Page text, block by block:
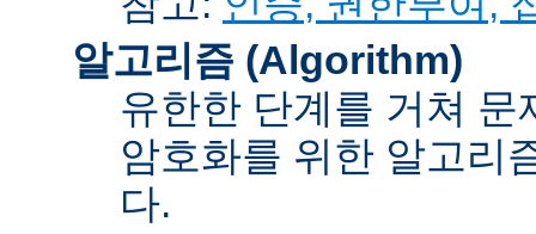
알고리즘 (Algorithm)
유한한 단계를 거쳐
암호화를 위한 알고리
다.